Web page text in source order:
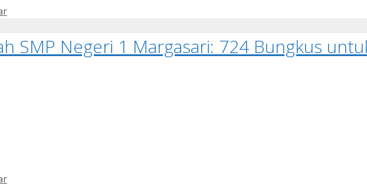
SMP Negeri 1 Margasari: 724 Bungkus